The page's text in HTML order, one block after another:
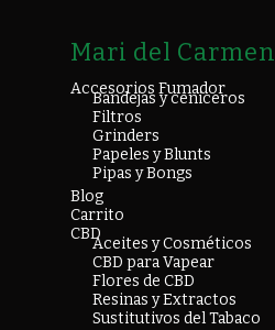
Mari del Carmen
Accesorios Fumador
Bandejas y ceniceros
Filtros
Grinders
Papeles y Blunts
Pipas y Bongs
Blog
Carrito
CBD
Aceites y Cosméticos
CBD para Vapear
Flores de CBD
Resinas y Extractos
Sustitutivos del Tabaco